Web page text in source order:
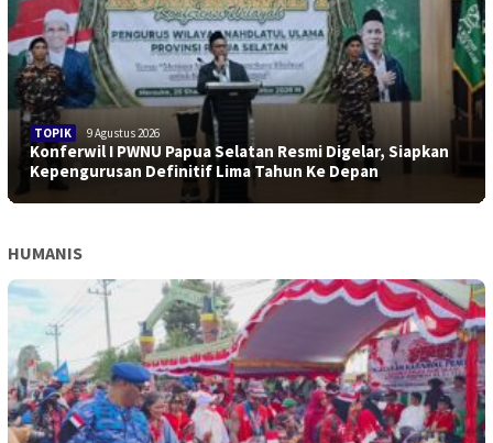
TOPIK 9 Agustus 2026
Konferwil I PWNU Papua Selatan Resmi Digelar, Siapkan
Kepengurusan Definitif Lima Tahun Ke Depan
HUMANIS